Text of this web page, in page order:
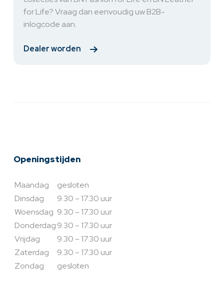
for Life? Vraag dan eenvoudig uw B2B-
inlogcode aan.
Dealer worden
Openingstijden
Maandag
gesloten
Dinsdag
9.30 – 17.30 uur
Woensdag 9.30 – 17.30 uur
Donderdag9.30 – 17.30 uur
Vrijdag
9.30 – 17.30 uur
Zaterdag
9.30 – 17.30 uur
Zondag
gesloten